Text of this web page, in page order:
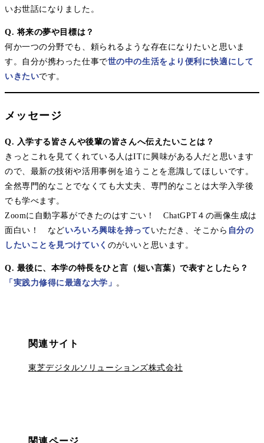
いお世話になりました。
Q. 将来の夢や目標は？
何か一つの分野でも、頼られるような存在になりたいと思いま
す。自分が携わった仕事で世の中の生活をより便利に快適にして
いきたいです。
メッセージ
Q. 入学する皆さんや後輩の皆さんへ伝えたいことは？
きっとこれを見てくれている人はITに興味がある人だと思います
ので、最新の技術や活用事例を追うことを意識してほしいです。
全然専門的なことでなくても大丈夫、専門的なことは大学入学後
でも学べます。
Zoomに自動字幕ができたのはすごい！ ChatGPT４の画像生成は
面白い！ などいろいろ興味を持って いただき、そこから 自分の
したいことを見つけていく のがいいと思います。
Q. 最後に、本学の特長をひと言（短い言葉）で表すとしたら？
「実践力修得に最適な大学」 。
関連サイト
東芝デジタルソリューションズ株式会社